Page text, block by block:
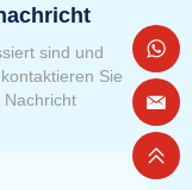
sind und
Sie
Nachricht